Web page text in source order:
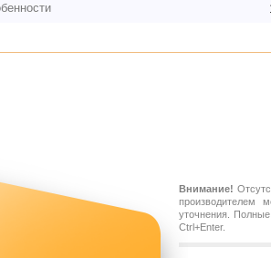
Внимание!
производителем
уточнения.
Ctrl+Enter.